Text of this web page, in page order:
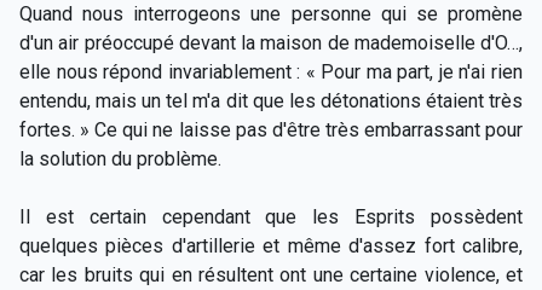
Quand nous interrogeons une personne qui se promène
d'un air préoccupé devant la maison de mademoiselle d'O…,
elle nous répond invariablement : « Pour ma part, je n'ai rien
entendu, mais un tel m'a dit que les détonations étaient très
fortes. » Ce qui ne laisse pas d'être très embarrassant pour
la solution du problème.
Il est certain cependant que les Esprits possèdent
quelques pièces d'artillerie et même d'assez fort calibre,
car les bruits qui en résultent ont une certaine violence, et